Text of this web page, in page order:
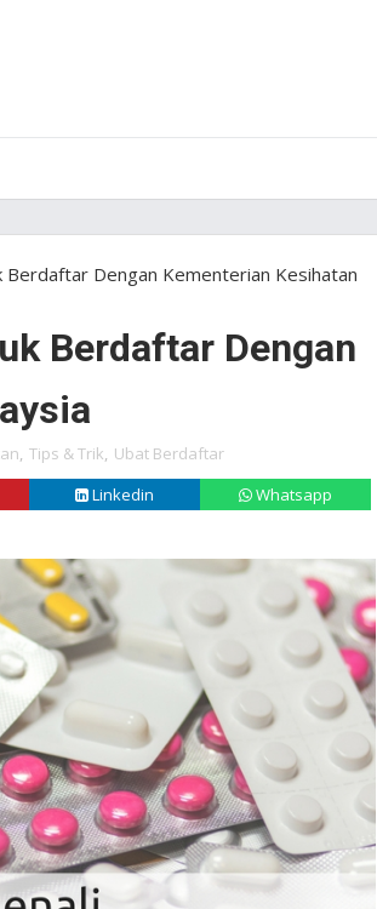
Dengan Kementerian Kesihatan
Berdaftar Dengan
, Tips & Trik, Ubat Berdaftar
Linkedin Whatsapp